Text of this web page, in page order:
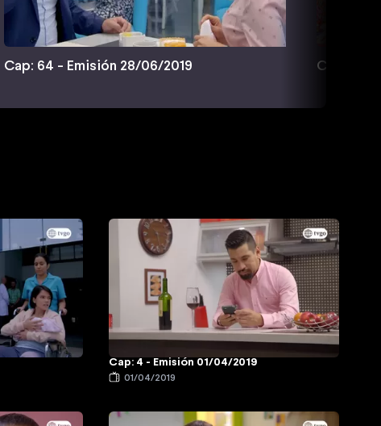
Cap: 64 - Emisión 28/06/2019 Cap: 65 -
Cap: 4 - Emisión 01/04/2019
01/04/2019